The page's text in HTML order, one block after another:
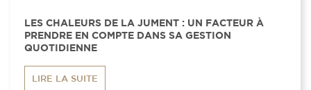
LES CHALEURS DE LA JUMENT : UN FACTEUR À
PRENDRE EN COMPTE DANS SA GESTION
QUOTIDIENNE
LIRE LA SUITE